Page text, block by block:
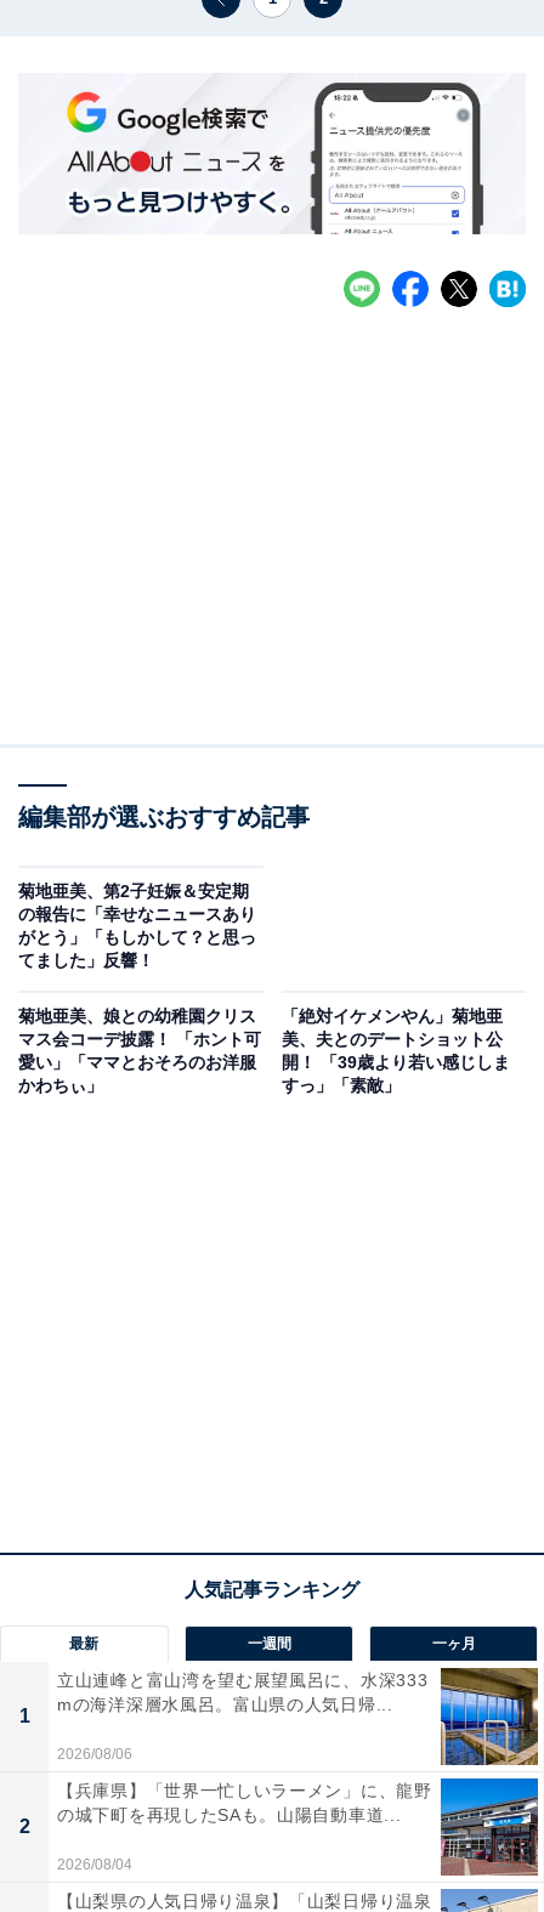
編集部が選ぶおすすめ記事
菊地亜美、第2子妊娠＆安定期
の報告に「幸せなニュースあり
がとう」「もしかして？と思っ
てました」反響！
菊地亜美、娘との幼稚園クリス
マス会コーデ披露！ 「ホント可
愛い」「ママとおそろのお洋服
かわちぃ」
「絶対イケメンやん」菊地亜
美、夫とのデートショット公
開！ 「39歳より若い感じしま
すっ」「素敵」
最新 一週間 一ヶ月
1
立山連峰と富山湾を望む展望風呂に、水深333
mの海洋深層水風呂。富山県の人気日帰...
2026/08/06
2
【兵庫県】「世界一忙しいラーメン」に、龍野
の城下町を再現したSAも。山陽自動車道...
2026/08/04
【山梨県の人気日帰り温泉】「山梨日帰り温泉